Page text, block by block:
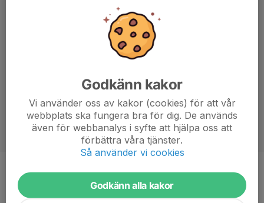
Titel
Styrelseledamot och foto
Ålder
Godkänn kakor
Vi använder oss av kakor (cookies) för att vår
webbplats ska fungera bra för dig. De används
även för webbanalys i syfte att hjälpa oss att
förbättra våra tjänster.
Så använder vi cookies
Godkänn alla kakor